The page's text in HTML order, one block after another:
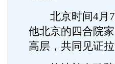
北京时间4月7
他北京的四合院
高层，共同见证